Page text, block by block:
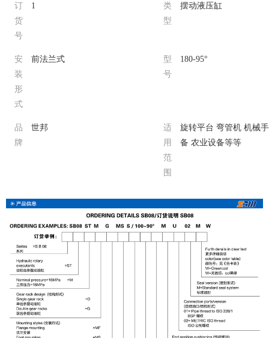
订
货
号
1
类
型
摆动液压缸
安
装
形
式
前法兰式
型
号
180-95°
品
牌
世邦
适
用
范
围
旋转平台 弯管机 机械
备 农业设备等等